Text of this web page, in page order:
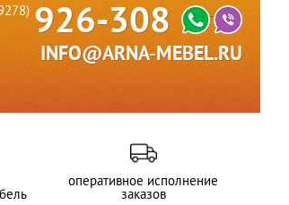
926-308
INFO@ARNA-MEBEL.RU
оперативное исполнение
заказов